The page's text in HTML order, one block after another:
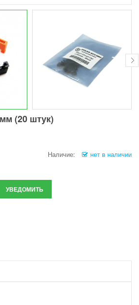
(20 штук)
Наличие: нет в наличии
УВЕДОМИТЬ